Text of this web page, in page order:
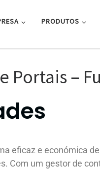
PRODUTOS
e Portais –
eficaz e económica
Com um gestor de